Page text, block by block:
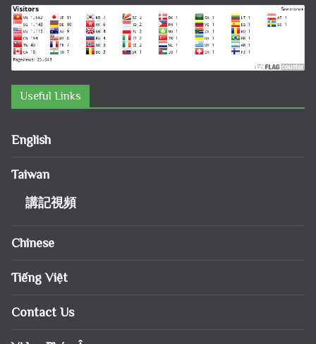
Useful Links
English
Taiwan
講記視頻
Chinese
Tiếng Việt
Contact Us